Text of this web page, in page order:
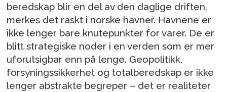
beredskap blir en del av den daglige driften,
merkes det raskt i norske havner. Havnene er
ikke lenger bare knutepunkter for varer. De er
blitt strategiske noder i en verden som er mer
uforutsigbar enn på lenge. Geopolitikk,
forsyningssikkerhet og totalberedskap er ikke
lenger abstrakte begreper – det er realiteter